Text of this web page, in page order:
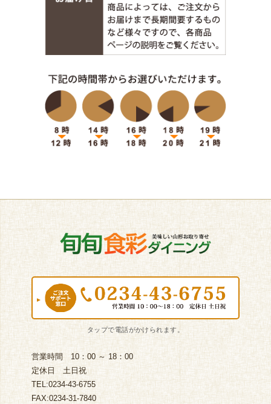
営業時間 10：00 ～ 18：00
定休日 土日祝
TEL:0234-43-6755
FAX:0234-31-7840